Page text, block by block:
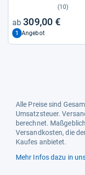
(10)
309,00 €
1 Angebot
Alle Preise sind
Umsatzsteuer.
berechnet.
Versandkosten, die
Kaufes anbietet.
Mehr Infos dazu in